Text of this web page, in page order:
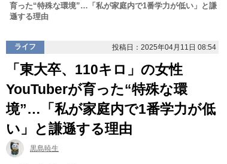
育った“特殊な環境”…「私が家庭内で1番学力が低い」と謙
遜する理由
ライフ 投稿日：2025年04月11日 08:54
「東大卒、110キロ」の女性
YouTuberが育った“特殊な環
境”…「私が家庭内で1番学力が低
い」と謙遜する理由
黒島暁生